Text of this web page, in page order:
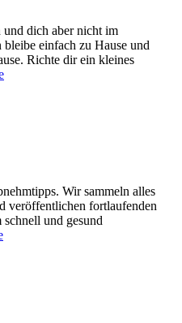
dich aber nicht im
einfach zu Hause und
Richte dir ein kleines
Wir sammeln alles
veröffentlichen fortlaufenden
und gesund